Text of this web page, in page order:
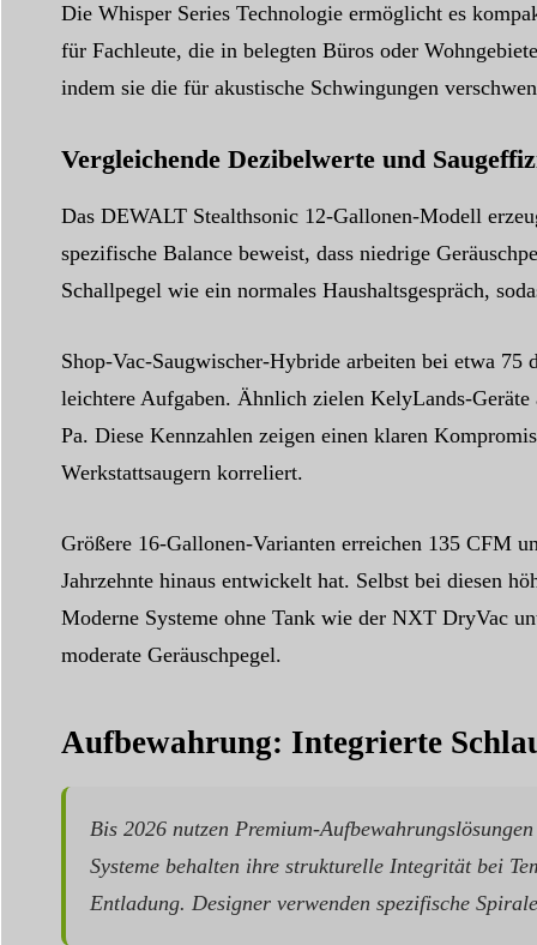
Die Whisper Series Technologie ermöglicht es
für Fachleute, die in belegten Büros oder
indem sie die für akustische Schwingungen
Vergleichende Dezibelwerte und
Das DEWALT Stealthsonic 12-Gallonen-Modell
spezifische Balance beweist, dass niedrige
Schallpegel wie ein normales Haushaltsgespräch,
Shop-Vac-Saugwischer-Hybride arbeiten bei etwa
leichtere Aufgaben. Ähnlich zielen KelyLands-
Pa. Diese Kennzahlen zeigen einen klaren
Werkstattsaugern korreliert.
Größere 16-Gallonen-Varianten erreichen 135 CFM
Jahrzehnte hinaus entwickelt hat. Selbst bei diesen
Moderne Systeme ohne Tank wie der NXT DryVac
moderate Geräuschpegel.
Aufbewahrung: Integrierte
Bis 2026 nutzen Premium-
Systeme behalten ihre strukturelle Integrität bei
Entladung. Designer verwenden spezifische